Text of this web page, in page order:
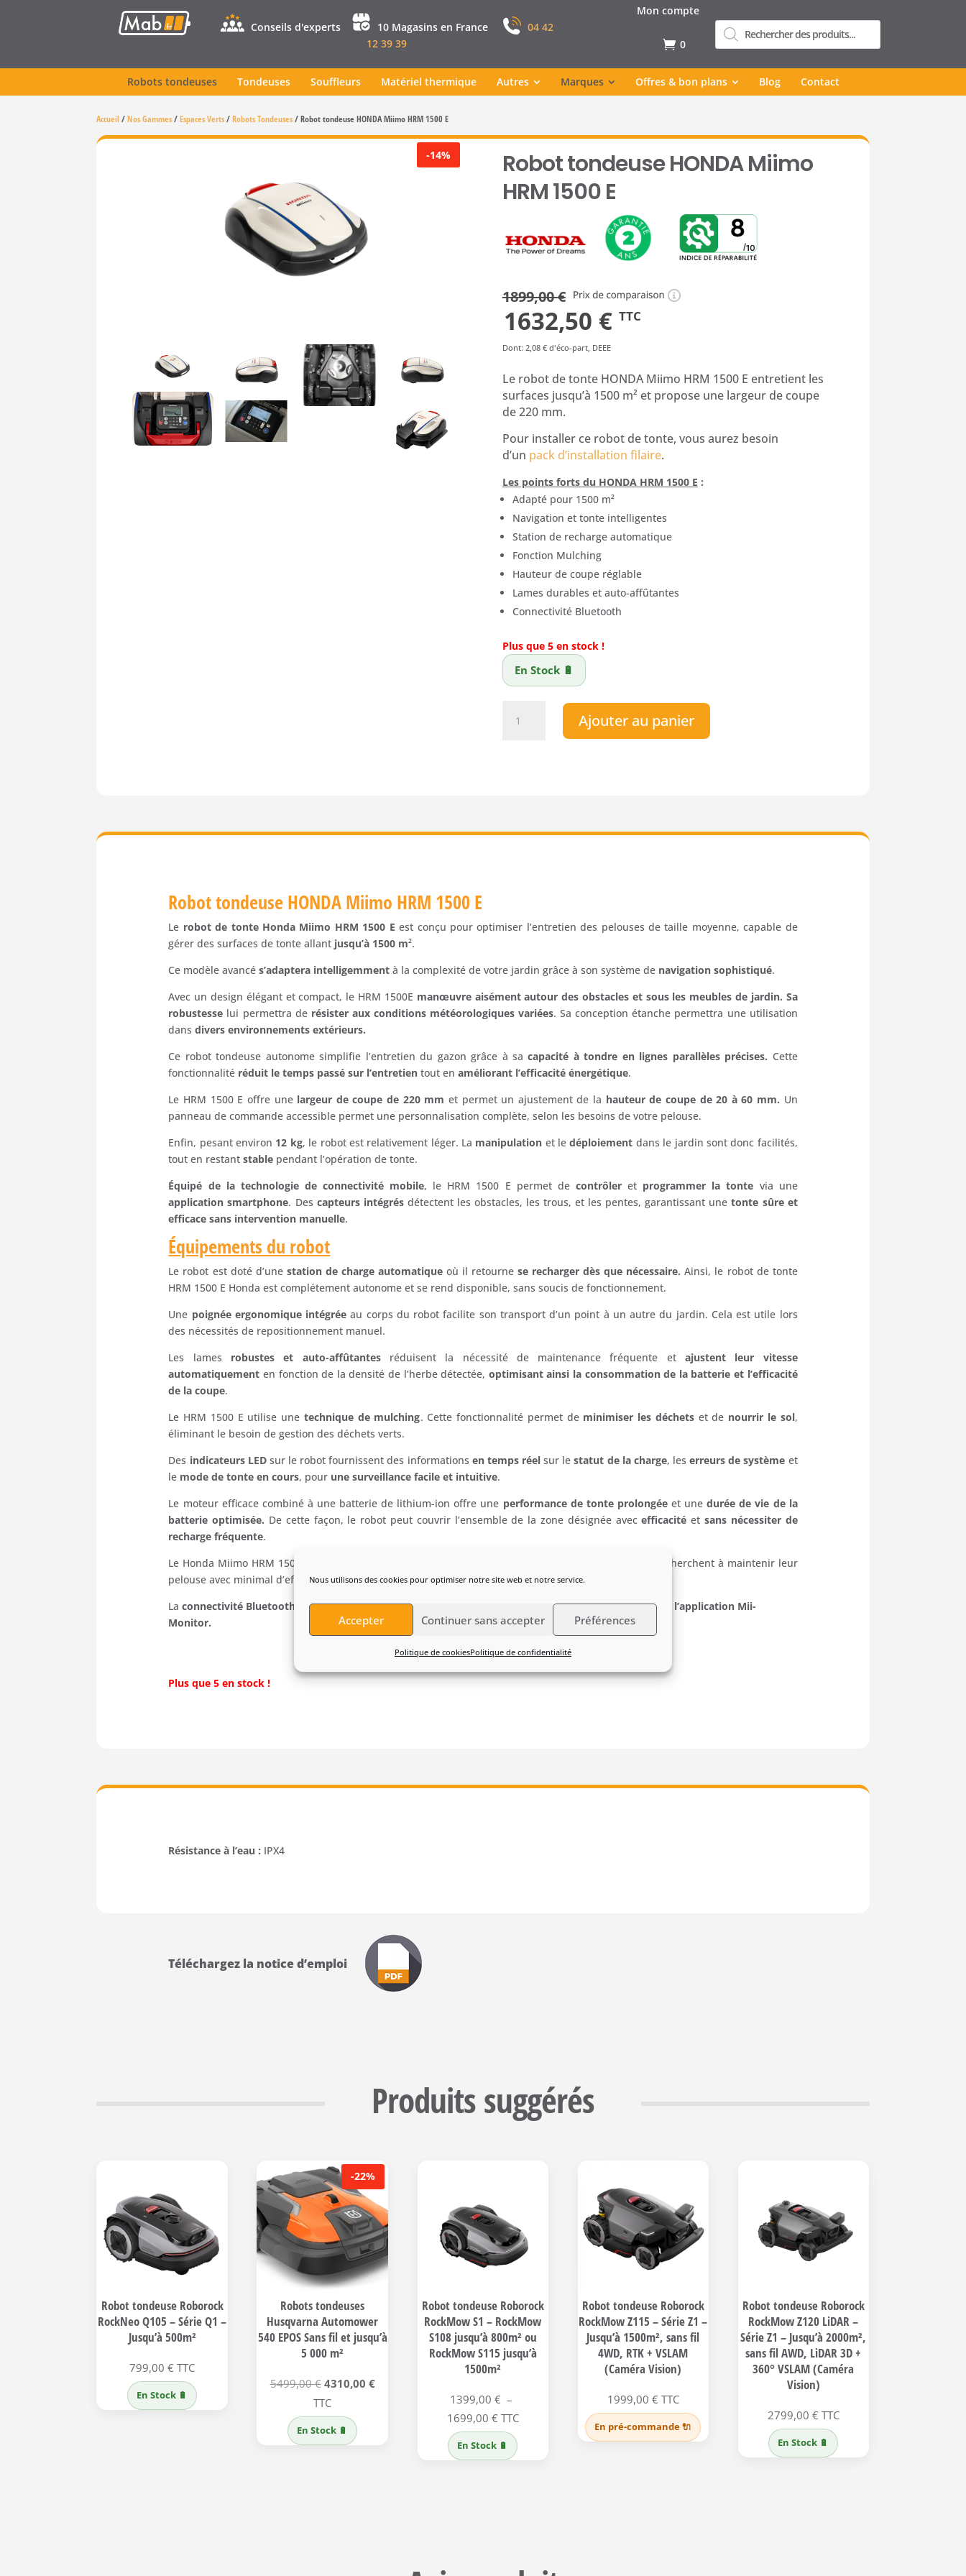
Nous utilisons des cookies pour optimiser notre site web et notre service.
Accepter Continuer sans accepter Préférences
Politique de cookiesPolitique de confidentialité
Conseils d'experts 10 Magasins en France
04 42
12 39 39
Mon compte
0
Recherche
de
produits
Robots tondeuses Tondeuses Souffleurs Matériel thermique Autres Marques Offres & bon plans Blog Contact
Accueil/Nos Gammes/Espaces Verts/Robots Tondeuses/Robot tondeuse HONDA Miimo HRM 1500 E
-14%
Robot tondeuse HONDA Miimo
HRM 1500 E
1899,00€
Le
prix
initial
était :
1899,00 €.
1632,50 €Le
actuel
est :
1632,50 €.
TTC
Dont: 2,08 € d'éco-part, DEEE
Le robot de tonte HONDA Miimo HRM 1500 E entretient les
surfaces jusqu’à 1500 m² et propose une largeur de coupe
de 220 mm.
Pour installer ce robot de tonte, vous aurez besoin
d’un pack d’installation filaire.
Les points forts du HONDA HRM 1500 E :
Adapté pour 1500 m²
Navigation et tonte intelligentes
Station de recharge automatique
Fonction Mulching
Hauteur de coupe réglable
Lames durables et auto-affûtantes
Connectivité Bluetooth
Plus que 5 en stock !
En Stock 🔋
Ajouter au panier
Robot tondeuse HONDA Miimo HRM 1500 E
Le robot de tonte Honda Miimo HRM 1500 E est conçu pour optimiser l’entretien des pelouses de taille moyenne, capable de
gérer des surfaces de tonte allant jusqu’à 1500 m².
Ce modèle avancés’adaptera intelligemment à la complexité de votre jardin grâce à son système de navigation sophistiqué.
Avec un design élégant et compact, le HRM 1500E manœuvre aisément autour des obstacles et sous les meubles de jardin. Sa
robustesse lui permettra derésister aux conditions météorologiques variées. Sa conception étanche permettra une utilisation
dansdivers environnements extérieurs.
Ce robot tondeuse autonome simplifie l’entretien du gazon grâce à sa capacité à tondre en lignes parallèles précises. Cette
fonctionnalité réduit le temps passé sur l’entretien tout enaméliorant l’efficacité énergétique.
Le HRM 1500 E offre unelargeur de coupe de 220 mm et permet un ajustement de la hauteur de coupe de 20 à 60 mm. Un
panneau de commande accessible permet une personnalisation complète, selon les besoins de votre pelouse.
Enfin, pesant environ 12 kg, le robot est relativement léger. La manipulation et ledéploiement dans le jardin sont donc facilités,
tout en restantstable pendant l’opération de tonte.
Équipé de la technologie de connectivité mobile, le HRM 1500 E permet decontrôleret programmer la tonte via une
application smartphone. Des capteurs intégrésdétectent les obstacles, les trous, et les pentes, garantissant unetonte sûre et
efficace sans intervention manuelle.
Équipements du robot
Le robot est doté d’une station de charge automatiqueoù il retournese recharger dès que nécessaire. Ainsi, le robot de tonte
HRM 1500 E Honda est complétement autonome et se rend disponible, sans soucis de fonctionnement.
Une poignée ergonomique intégrée au corps du robot facilite son transport d’un point à un autre du jardin. Cela est utile lors
des nécessités de repositionnement manuel.
Les lames robustes et auto-affûtantesréduisent la nécessité de maintenance fréquente etajustent leur vitesse
automatiquement en fonction de la densité de l’herbe détectée, optimisant ainsi la consommation de la batterie et l’efficacité
de la coupe.
Le HRM 1500 E utilise une technique de mulching. Cette fonctionnalité permet de minimiser les déchetset de nourrir le sol,
éliminant le besoin de gestion des déchets verts.
Des indicateurs LEDsur le robot fournissent des informations en temps réel sur lestatut de la charge, leserreurs de système et
le mode de tonte en cours, pour une surveillance facile et intuitive.
Le moteur efficace combiné à une batterie de lithium-ion offre une performance de tonte prolongéeet une durée de vie de la
batterie optimisée. De cette façon, le robot peut couvrir l’ensemble de la zone désignée avecefficacité etsans nécessiter de
recharge fréquente.
Le Honda Miimo HRM 1500 E représente ainsi une solution de tonte autonome idéale pour ceux qui cherchent à maintenir leur
pelouse avec minimal d’effort, maximisant à la fois la santé du gazon et la commodité de l’entretien.
Laconnectivité Bluetooth permettra une interaction facile et une programmationvia smartphone avec l’application Mii-
Monitor.
Plus que 5 en stock !
Résistance à l’eau : IPX4
Téléchargez la notice d’emploi
Produits suggérés
Robot tondeuse Roborock
RockNeo Q105 – Série Q1 –
Jusqu’à 500m²
799,00€ TTC
En Stock 🔋
-22%
Robots tondeuses
Husqvarna Automower
540 EPOS Sans fil et jusqu’à
5 000 m²
5499,00€ Le
prix
initial
était :
4310,00 €Le
TTC
En Stock 🔋
Robot tondeuse Roborock
RockMow S1 – RockMow
S108 jusqu’à 800m² ou
RockMow S115 jusqu’à
1500m²
1399,00€ –
1699,00 €Plage
de
prix :
TTC
En Stock 🔋
Robot tondeuse Roborock
RockMow Z115 – Série Z1 –
Jusqu’à 1500m², sans fil
4WD, RTK + VSLAM
(Caméra Vision)
1999,00 € TTC
En pré-commande 🔌
Robot tondeuse Roborock
RockMow Z120 LiDAR –
Série Z1 – Jusqu’à 2000m²,
sans fil AWD, LiDAR 3D +
360° VSLAM (Caméra
Vision)
2799,00 € TTC
En Stock 🔋